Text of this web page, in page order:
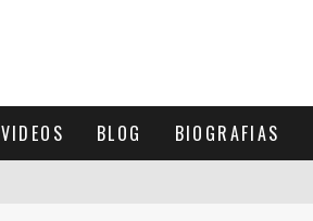
VIDEOS BLOG BIOGRAFIAS